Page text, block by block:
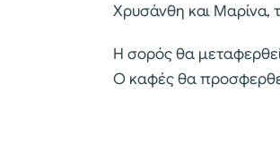
Χρυσάνθη και Μαρίνα,
Η σορός θα
Ο καφές θα